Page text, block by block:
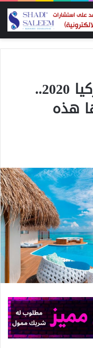
شهر العسل في تركيا 2020..
هذه